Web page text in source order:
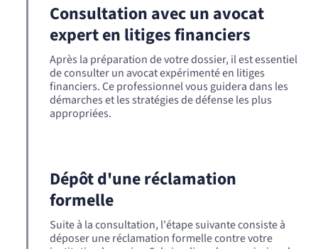
Consultation avec un avocat
expert en litiges financiers
Après la préparation de votre dossier, il est essentiel
de consulter un avocat expérimenté en litiges
financiers. Ce professionnel vous guidera dans les
démarches et les stratégies de défense les plus
appropriées.
Dépôt d'une réclamation
formelle
Suite à la consultation, l'étape suivante consiste à
déposer une réclamation formelle contre votre